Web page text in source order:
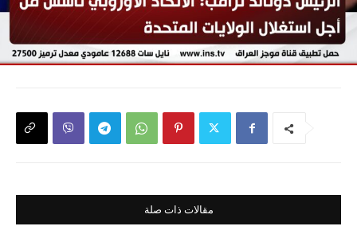
مقالات ذات صلة